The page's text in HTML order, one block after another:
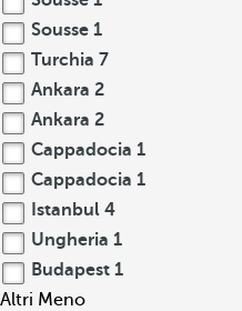
Sousse 1
Turchia 7
Ankara 2
Ankara 2
Cappadocia 1
Cappadocia 1
Istanbul 4
Ungheria 1
Budapest 1
Altri Meno